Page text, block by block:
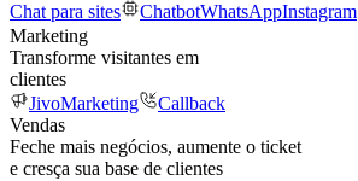
Chat para sites
ChatbotWhatsAppInstagram
Marketing
Transforme visitantes em
clientes
JivoMarketing
Callback
Vendas
Feche mais negócios, aumente o ticket
e cresça sua base de clientes